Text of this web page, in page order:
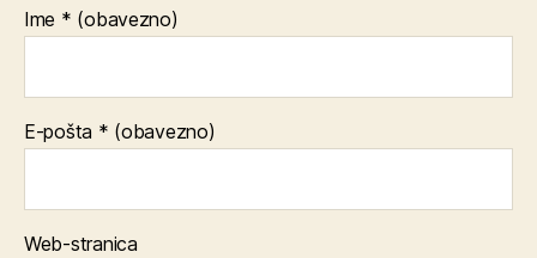
Ime * (obavezno)
E-pošta * (obavezno)
Web-stranica